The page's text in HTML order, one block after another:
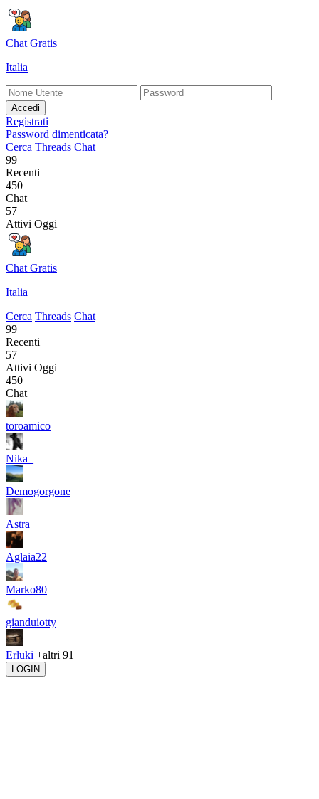
Chat Gratis
Italia
Accedi
Registrati
Password dimenticata?
Cerca Threads Chat
99
Recenti
450
Chat
57
Attivi Oggi
Chat Gratis
Italia
Cerca Threads Chat
99
Recenti
57
Attivi Oggi
450
Chat
toroamico
Nika_
Demogorgone
Astra_
Aglaia22
Marko80
gianduiotty
Erluki +altri 91
LOGIN